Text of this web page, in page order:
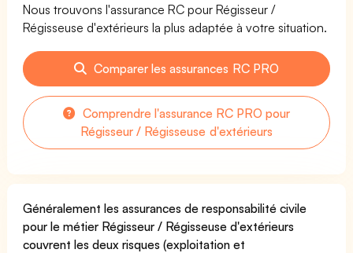
Nous trouvons l'assurance RC pour Régisseur /
Régisseuse d'extérieurs la plus adaptée à votre situation.
Comparer les assurances RC PRO
Comprendre l'assurance RC PRO pour
Régisseur / Régisseuse d'extérieurs
Généralement les assurances de responsabilité civile
pour le métier Régisseur / Régisseuse d'extérieurs
couvrent les deux risques (exploitation et